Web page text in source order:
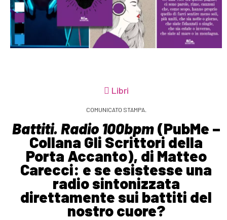
Libri
COMUNICATO STAMPA.
Battiti. Radio 100bpm(PubMe –
Collana Gli Scrittori della
Porta Accanto), di Matteo
Carecci: e se esistesse una
radio sintonizzata
direttamente sui battiti del
nostro cuore?